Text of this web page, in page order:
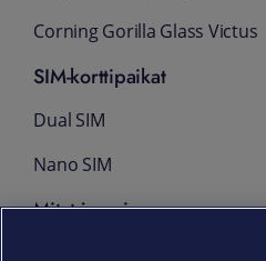
Corning Gorilla Glass Victus
SIM-korttipaikat
Dual SIM
Nano SIM
Mitat ja paino